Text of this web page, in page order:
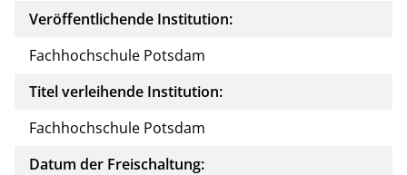
Veröffentlichende Institution:
Fachhochschule Potsdam
Titel verleihende Institution:
Fachhochschule Potsdam
Datum der Freischaltung: